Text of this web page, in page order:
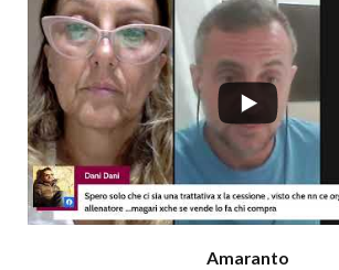
Amaranto